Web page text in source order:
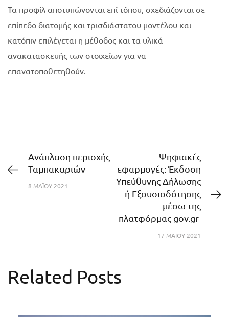
Τα προφίλ αποτυπώνονται επί τόπου, σχεδιάζονται σε
επίπεδο διατομής και τρισδιάστατου μοντέλου και
κατόπιν επιλέγεται η μέθοδος και τα υλικά
ανακατασκευής των στοιχείων για να
επανατοποθετηθούν.
Ανάπλαση περιοχής
Ταμπακαριών
8 ΜΑΪ́ΟΥ 2021
Ψηφιακές
εφαρμογές: Έκδοση
Υπεύθυνης Δήλωσης
ή Εξουσιοδότησης
μέσω της
πλατφόρμας gov.gr
17 ΜΑΪ́ΟΥ 2021
Related Posts